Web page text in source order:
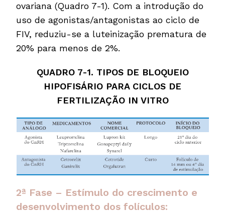
ovariana (Quadro 7-1). Com a introdução do
uso de agonistas/antagonistas ao ciclo de
FIV, reduziu-se a luteinização prematura de
20% para menos de 2%.
QUADRO 7-1. TIPOS DE BLOQUEIO
HIPOFISÁRIO PARA CICLOS DE
FERTILIZAÇÃO IN VITRO
2ª Fase – Estímulo do crescimento e
desenvolvimento dos folículos: